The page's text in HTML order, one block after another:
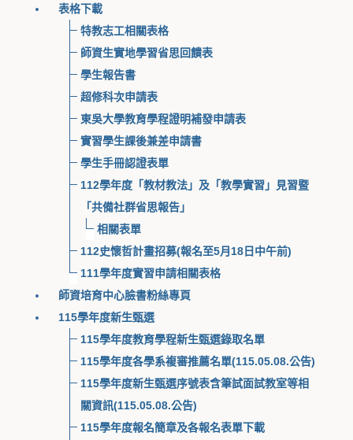
表格下載
特教志工相關表格
師資生實地學習省思回饋表
學生報告書
超修科次申請表
東吳大學教育學程證明補發申請表
實習學生課後兼差申請書
學生手冊認證表單
112學年度「教材教法」及「教學實習」見習暨
「共備社群省思報告」
相關表單
112史懷哲計畫招募(報名至5月18日中午前)
111學年度實習申請相關表格
師資培育中心臉書粉絲專頁
115學年度新生甄選
115學年度教育學程新生甄選錄取名單
115學年度各學系複審推薦名單(115.05.08.公告)
115學年度新生甄選序號表含筆試面試教室等相
關資訊(115.05.08.公告)
115學年度報名簡章及各報名表單下載